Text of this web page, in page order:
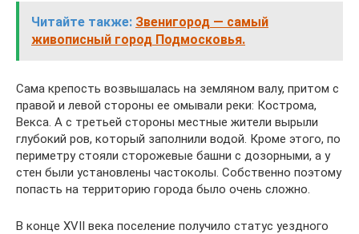
Читайте также: Звенигород — самый
живописный город Подмосковья.
Сама крепость возвышалась на земляном валу, притом с
правой и левой стороны ее омывали реки: Кострома,
Векса. А с третьей стороны местные жители вырыли
глубокий ров, который заполнили водой. Кроме этого, по
периметру стояли сторожевые башни с дозорными, а у
стен были установлены частоколы. Собственно поэтому
попасть на территорию города было очень сложно.
В конце XVII века поселение получило статус уездного